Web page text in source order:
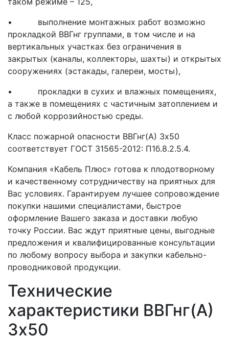
• выполнение монтажных работ возможно
прокладкой ВВГнг группами, в том числе и на
вертикальных участках без ограничения в
закрытых (каналы, коллекторы, шахты) и открытых
сооружениях (эстакады, галереи, мосты),
• прокладки в сухих и влажных помещениях,
а также в помещениях с частичным затоплением и
с любой коррозийностью среды.
Класс пожарной опасности ВВГнг(A) 3x50
соответствует ГОСТ 31565-2012: П1б.8.2.5.4.
Компания «Кабель Плюс» готова к плодотворному
и качественному сотрудничеству на приятных для
Вас условиях. Гарантируем лучшее сопровождение
покупки нашими специалистами, быстрое
оформление Вашего заказа и доставки любую
точку России. Вас ждут приятные цены, выгодные
предложения и квалифицированные консультации
по любому вопросу выбора и закупки кабельно-
проводниковой продукции.
Технические
характеристики ВВГнг(A)
3x50